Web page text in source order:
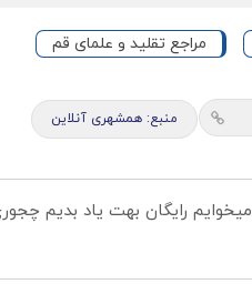
مراجع تقلید و علمای قم
منبع: همشهری آنلاین
میخوایم رایگان بهت یاد بدیم